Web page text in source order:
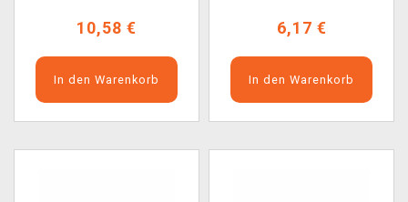
10,58 €
In den Warenkorb
6,17 €
In den Warenkorb